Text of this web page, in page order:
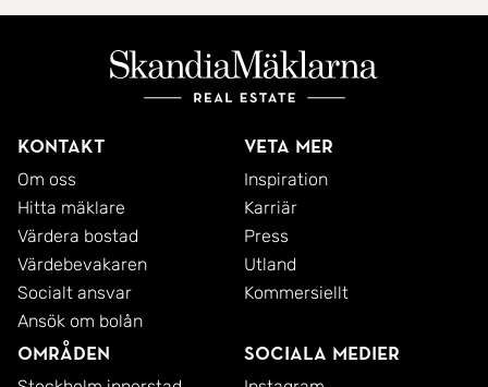
Kontakt
Om oss
Hitta mäklare
Värdera bostad
Värdebevakaren
Socialt ansvar
Ansök om bolån
Veta mer
Inspiration
Karriär
Press
Utland
Kommersiellt
Områden
Sociala medier